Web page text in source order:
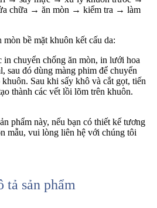
chữa → ăn mòn → kiểm tra → làm
bề mặt khuôn kết cấu da:
chuyển chống ăn mòn, in lưới hoa
sau đó dùng màng phim để chuyển
Sau khi sấy khô và cắt gọt, tiến
thành các vết lồi lõm trên khuôn.
phẩm này, nếu bạn có thiết kế tương
mẫu, vui lòng liên hệ với chúng tôi
tả sản phẩm